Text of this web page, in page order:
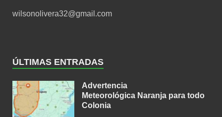
wilsonolivera32@gmail.com
ÚLTIMAS ENTRADAS
Advertencia
Meteorológica Naranja para todo
Colonia